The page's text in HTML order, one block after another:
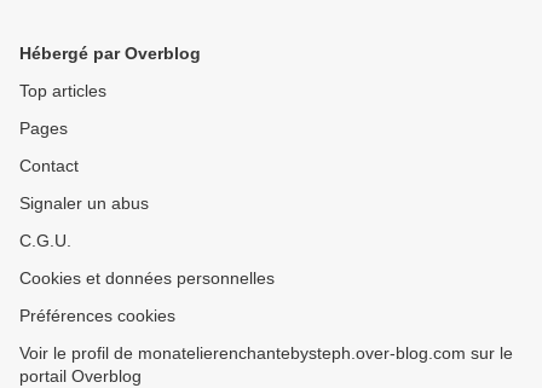
Hébergé par Overblog
Top articles
Pages
Contact
Signaler un abus
C.G.U.
Cookies et données personnelles
Préférences cookies
Voir le profil de monatelierenchantebysteph.over-blog.com sur le
portail Overblog